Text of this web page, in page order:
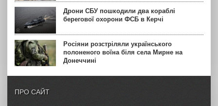
Дрони СБУ пошкодили два кораблі
берегової охорони ФСБ в Керчі
Росіяни розстріляли українського
полоненого воїна біля села Мирне на
Донеччині
ПРО САЙТ